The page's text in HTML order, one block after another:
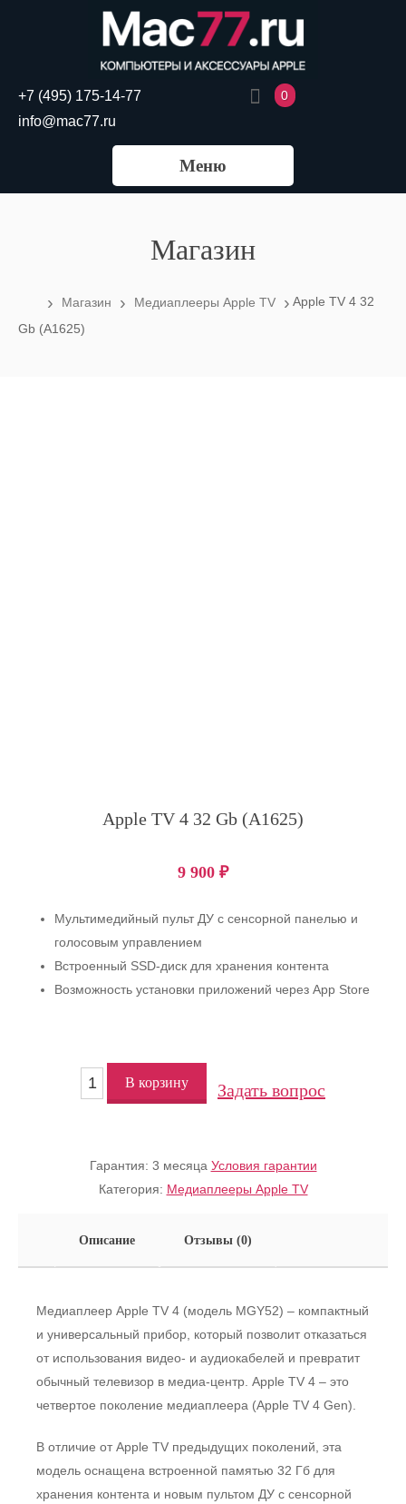
+7 (495) 175-14-77
info@mac77.ru
0
Меню
Магазин
› Магазин › Медиаплееры Apple TV › Apple TV 4 32
Gb (A1625)
Apple TV 4 32 Gb (A1625)
9 900 ₽
Мультимедийный пульт ДУ с сенсорной панелью и
голосовым управлением
Встроенный SSD-диск для хранения контента
Возможность установки приложений через App Store
В корзину Задать вопрос
Гарантия: 3 месяца Условия гарантии
Категория: Медиаплееры Apple TV
Описание Отзывы (0)
Медиаплеер Apple TV 4 (модель MGY52) – компактный
и универсальный прибор, который позволит отказаться
от использования видео- и аудиокабелей и превратит
обычный телевизор в медиа-центр. Apple TV 4 – это
четвертое поколение медиаплеера (Apple TV 4 Gen).
В отличие от Apple TV предыдущих поколений, эта
модель оснащена встроенной памятью 32 Гб для
хранения контента и новым пультом ДУ с сенсорной